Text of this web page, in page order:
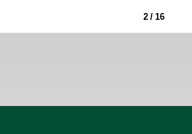
2 / 16